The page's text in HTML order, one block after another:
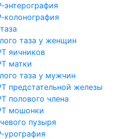
энтерография
колонография
таза у женщин
яичников
матки
таза у мужчин
предстательной железы
полового члена
мошонки
пузыря
урография